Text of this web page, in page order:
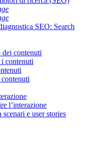
SEO: Search
dei contenuti
contenuti
l’interazione
e user stories